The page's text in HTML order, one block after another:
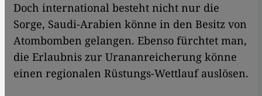
Doch international besteht nicht nur die
Sorge, Saudi-Arabien könne in den Besitz von
Atombomben gelangen. Ebenso fürchtet man,
die Erlaubnis zur Urananreicherung könne
einen regionalen Rüstungs-Wettlauf auslösen.